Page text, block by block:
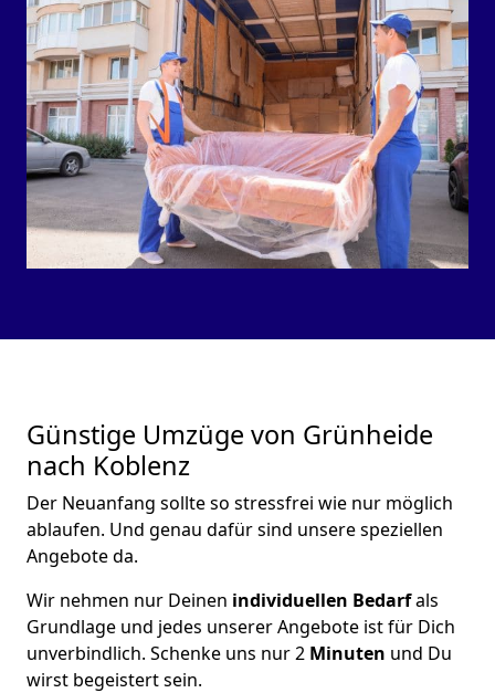
Günstige Umzüge von Grünheide
nach Koblenz
Der Neuanfang sollte so stressfrei wie nur möglich
ablaufen. Und genau dafür sind unsere speziellen
Angebote da.
Wir nehmen nur Deinen individuellen Bedarfals
Grundlage und jedes unserer Angebote ist für Dich
unverbindlich. Schenke uns nur 2 Minuten und Du
wirst begeistert sein.